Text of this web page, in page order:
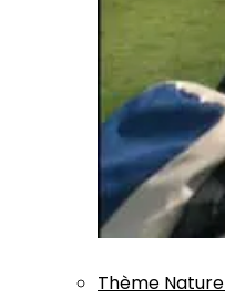
Thème Nature